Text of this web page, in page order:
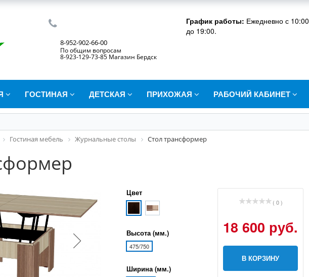
8-952-902-66-00
По общим вопросам
8-923-129-73-85 Магазин Бердск
График работы: Ежедневно с 10:00
до 19:00.
ГОСТИНАЯ ДЕТСКАЯ ПРИХОЖАЯ РАБОЧИЙ КАБИНЕТ
Гостиная мебель Журнальные столы Стол трансформер
Цвет
Высота (мм.)
475/750
Ширина (мм.)
( 0 )
18 600 руб.
В КОРЗИНУ